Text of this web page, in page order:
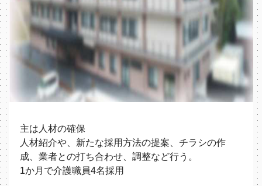
主は人材の確保
人材紹介や、新たな採用方法の提案、チラシの作
成、業者との打ち合わせ、調整など行う。
1か⽉で介護職員4名採用